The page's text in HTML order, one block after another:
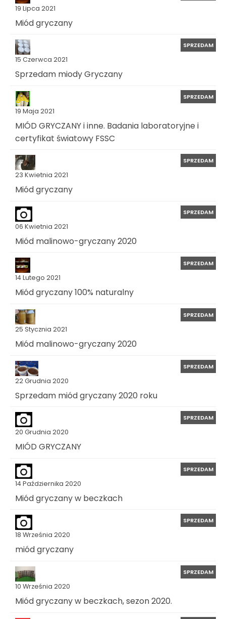
19 Lipca 2021
Miód gryczany
15 Czerwca 2021
SPRZEDAM
Sprzedam miody Gryczany
19 Maja 2021
SPRZEDAM
MIÓD GRYCZANY i inne. Badania laboratoryjne i
certyfikat światowy FSSC
23 Kwietnia 2021
SPRZEDAM
Miód gryczany
06 Kwietnia 2021
SPRZEDAM
Miód malinowo-gryczany 2020
14 Lutego 2021
SPRZEDAM
Miód gryczany 100% naturalny
25 Stycznia 2021
SPRZEDAM
Miód malinowo-gryczany 2020
22 Grudnia 2020
SPRZEDAM
Sprzedam miód gryczany 2020 roku
20 Grudnia 2020
SPRZEDAM
MIÓD GRYCZANY
14 Października 2020
SPRZEDAM
Miód gryczany w beczkach
18 Września 2020
SPRZEDAM
miód gryczany
10 Września 2020
SPRZEDAM
Miód gryczany w beczkach, sezon 2020.